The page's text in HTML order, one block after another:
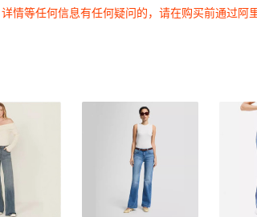
等任何信息有任何疑问的，请在购买前通过